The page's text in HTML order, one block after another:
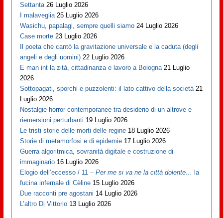
Settanta 26 Luglio 2026
I malaveglia 25 Luglio 2026
Wasichu, papalagi, sempre quelli siamo 24 Luglio 2026
Case morte 23 Luglio 2026
Il poeta che cantò la gravitazione universale e la caduta (degli
angeli e degli uomini) 22 Luglio 2026
E man int la zità, cittadinanza e lavoro a Bologna 21 Luglio
2026
Sottopagati, sporchi e puzzolenti: il lato cattivo della società 21
Luglio 2026
Nostalgie horror contemporanee tra desiderio di un altrove e
riemersioni perturbanti 19 Luglio 2026
Le tristi storie delle morti delle regine 18 Luglio 2026
Storie di metamorfosi e di epidemie 17 Luglio 2026
Guerra algoritmica, sovranità digitale e costruzione di
immaginario 16 Luglio 2026
Elogio dell’eccesso / 11 –Per me si va ne la città dolente… la
fucina infernale di Cèline 15 Luglio 2026
Due racconti pre agostani 14 Luglio 2026
L’altro Di Vittorio 13 Luglio 2026